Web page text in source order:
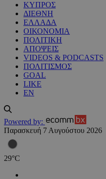
ΚΥΠΡΟΣ
ΔΙΕΘΝΗ
ΕΛΛΑΔΑ
ΟΙΚΟΝΟΜΙΑ
ΠΟΛΙΤΙΚΗ
ΑΠΟΨΕΙΣ
VIDEOS & PODCASTS
ΠΟΛΙΤΙΣΜΟΣ
GOAL
LIKE
EN
Powered by:
Παρασκευή 7 Αυγούστου 2026
29°C